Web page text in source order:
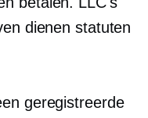
dienen statuten
geregistreerde